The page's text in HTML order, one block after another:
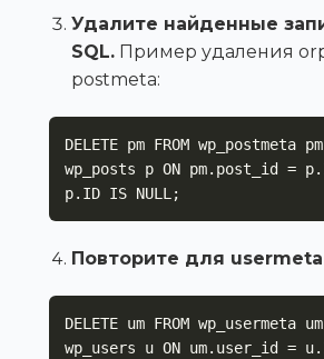
Удалите найденные
SQL. Пример удаления
postmeta:
DELETE pm FROM wp_postmeta
wp_posts p ON pm.post_id =
p.ID IS NULL;
Повторите для
DELETE um FROM wp_usermeta
wp_users u ON um.user_id =